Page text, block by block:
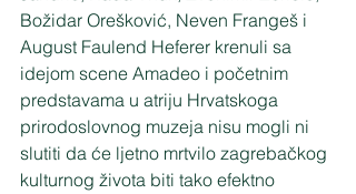
Božidar Orešković, Neven Frangeš i
August Faulend Heferer krenuli sa
idejom scene Amadeo i početnim
predstavama u atriju Hrvatskoga
prirodoslovnog muzeja nisu mogli ni
slutiti da će ljetno mrtvilo zagrebačkog
kulturnog života biti tako efektno